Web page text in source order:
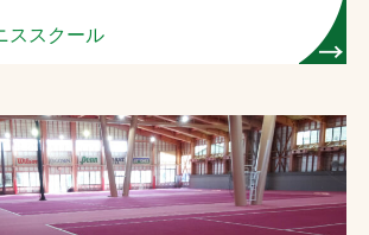
ススクール